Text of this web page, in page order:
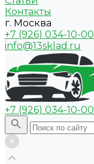
Контакты
г. Москва
+7 (926) 034-10-00
info@13sklad.ru
+7 (926) 034-10-00